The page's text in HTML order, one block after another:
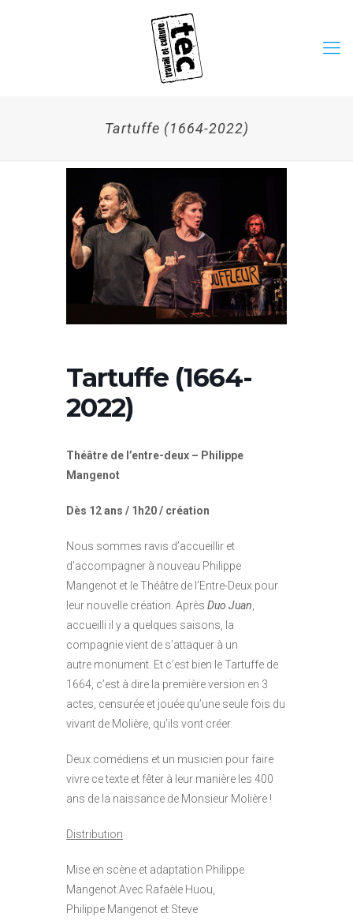
Tartuffe (1664-2022)
Tartuffe (1664-
2022)
Théâtre de l’entre-deux – Philippe
Mangenot
Dès 12 ans / 1h20 / création
Nous sommes ravis d’accueillir et
d’accompagner à nouveau Philippe
Mangenot et le Théâtre de l’Entre-Deux pour
leur nouvelle création. Après Duo Juan
accueilli il y a quelques saisons, la
compagnie vient de s’attaquer à un
autre monument. Et c’est bien le Tartuffe de
1664, c’est à dire la première version en 3
actes, censurée et jouée qu’une seule fois du
vivant de Molière, qu’ils vont créer.
Deux comédiens et un musicien pour faire
vivre ce texte et fêter à leur manière les 400
ans de la naissance de Monsieur Molière !
Distribution
Mise en scène et adaptation Philippe
Mangenot.Avec Rafaèle Huou,
Philippe Mangenot et Steve